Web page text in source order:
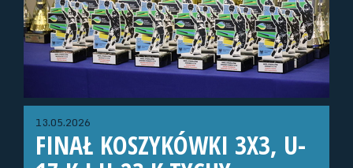
13.05.2026
FINAŁ KOSZYKÓWKI 3X3, U-